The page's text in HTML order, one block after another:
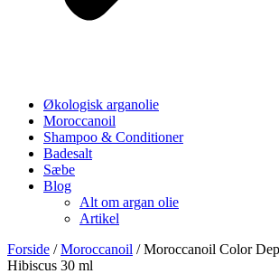
Økologisk arganolie
Moroccanoil
Shampoo & Conditioner
Badesalt
Sæbe
Blog
Alt om argan olie
Artikel
Forside /Moroccanoil / Moroccanoil Color
Hibiscus 30 ml